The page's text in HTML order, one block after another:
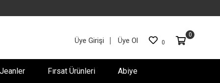
0
0
Üye Girişi Üye Ol
Fırsat Ürünleri Abiye